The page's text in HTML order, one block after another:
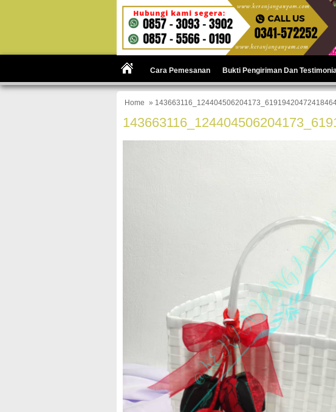
Cara Pemesanan Bukti Pengiriman Dan
Home »